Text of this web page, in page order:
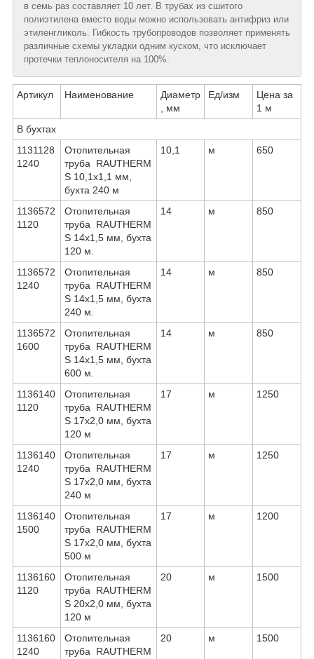
в семь раз составляет 10 лет. В трубах из сшитого
полиэтилена вместо воды можно использовать антифриз или
этиленгликоль. Гибкость трубопроводов позволяет применять
различные схемы укладки одним куском, что исключает
протечки теплоносителя на 100%.
Артикул Наименование
Диаметр
, мм
Ед/изм
Цена за
1 м
В бухтах
1131128
1240
Отопительная
труба RAUTHERM
S 10,1х1,1 мм,
бухта 240 м
10,1 м 650
1136572
1120
Отопительная
труба RAUTHERM
S 14х1,5 мм, бухта
120 м.
14 м 850
1136572
1240
Отопительная
труба RAUTHERM
S 14х1,5 мм, бухта
240 м.
14 м 850
1136572
1600
Отопительная
труба RAUTHERM
S 14х1,5 мм, бухта
600 м.
14 м 850
1136140
1120
Отопительная
труба RAUTHERM
S 17х2,0 мм, бухта
120 м
17 м 1250
1136140
1240
Отопительная
труба RAUTHERM
S 17х2,0 мм, бухта
240 м
17 м 1250
1136140
1500
Отопительная
труба RAUTHERM
S 17х2,0 мм, бухта
500 м
17 м 1200
1136160
1120
Отопительная
труба RAUTHERM
S 20х2,0 мм, бухта
120 м
20 м 1500
1136160
1240
Отопительная
труба RAUTHERM
20 м 1500